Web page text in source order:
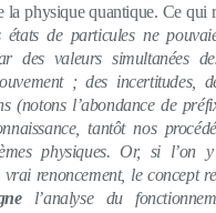
la physique quantique. Ce qui
états de particules ne
des valeurs simultanées
; des incertitudes,
(notons l’abondance de
tantôt nos
physiques. Or, si l’on
renoncement, le concept
l’analyse du